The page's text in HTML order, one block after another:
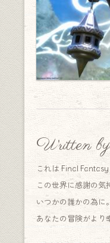
Written
これは Final Fantasy
この世界に感謝の気
いつかの誰かの為に
あなたの冒険がより